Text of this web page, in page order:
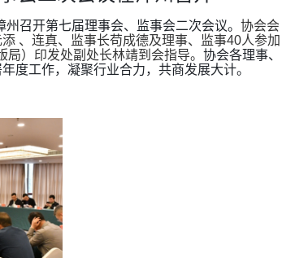
召开第七届理事会、监事会二次会议。 协会会
、连真、监事长苟成德及理事、监事40人参加
）印发处副处长林靖到会指导。 协会各理事、
度工作，凝聚行业合力，共商发展大计。